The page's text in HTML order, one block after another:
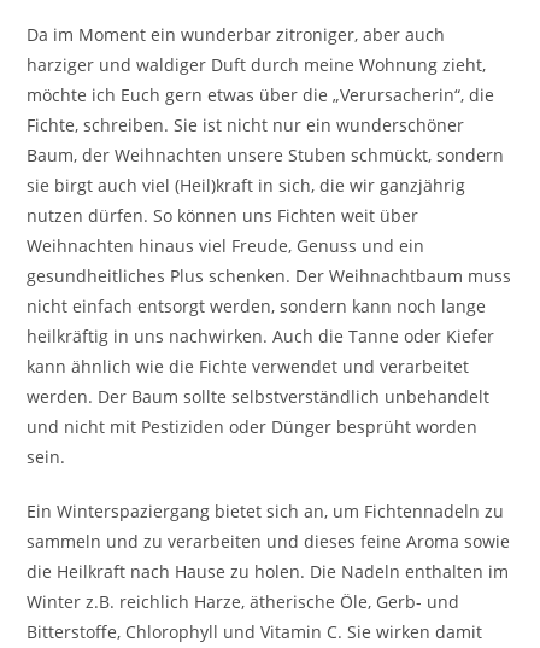
Da im Moment ein wunderbar zitroniger, aber auch
harziger und waldiger Duft durch meine Wohnung zieht,
möchte ich Euch gern etwas über die „Verursacherin“, die
Fichte, schreiben. Sie ist nicht nur ein wunderschöner
Baum, der Weihnachten unsere Stuben schmückt, sondern
sie birgt auch viel (Heil)kraft in sich, die wir ganzjährig
nutzen dürfen. So können uns Fichten weit über
Weihnachten hinaus viel Freude, Genuss und ein
gesundheitliches Plus schenken. Der Weihnachtbaum muss
nicht einfach entsorgt werden, sondern kann noch lange
heilkräftig in uns nachwirken. Auch die Tanne oder Kiefer
kann ähnlich wie die Fichte verwendet und verarbeitet
werden. Der Baum sollte selbstverständlich unbehandelt
und nicht mit Pestiziden oder Dünger besprüht worden
sein.
Ein Winterspaziergang bietet sich an, um Fichtennadeln zu
sammeln und zu verarbeiten und dieses feine Aroma sowie
die Heilkraft nach Hause zu holen. Die Nadeln enthalten im
Winter z.B. reichlich Harze, ätherische Öle, Gerb- und
Bitterstoffe, Chlorophyll und Vitamin C. Sie wirken damit